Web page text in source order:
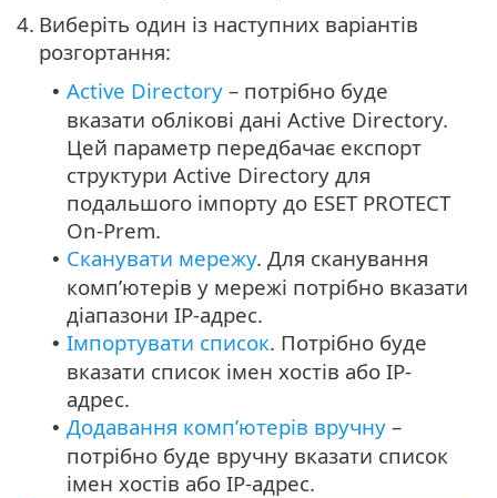
4. Виберіть один із наступних варіантів
розгортання:
• Active Directory – потрібно буде
вказати облікові дані Active Directory.
Цей параметр передбачає експорт
структури Active Directory для
подальшого імпорту до ESET PROTECT
On-Prem.
• Сканувати мережу. Для сканування
комп’ютерів у мережі потрібно вказати
діапазони IP-адрес.
• Імпортувати список. Потрібно буде
вказати список імен хостів або IP-
адрес.
• Додавання комп’ютерів вручну –
потрібно буде вручну вказати список
імен хостів або IP-адрес.